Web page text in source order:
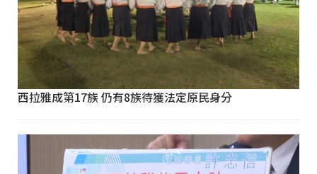
西拉雅成第17族 仍有8族待獲法定原民身分